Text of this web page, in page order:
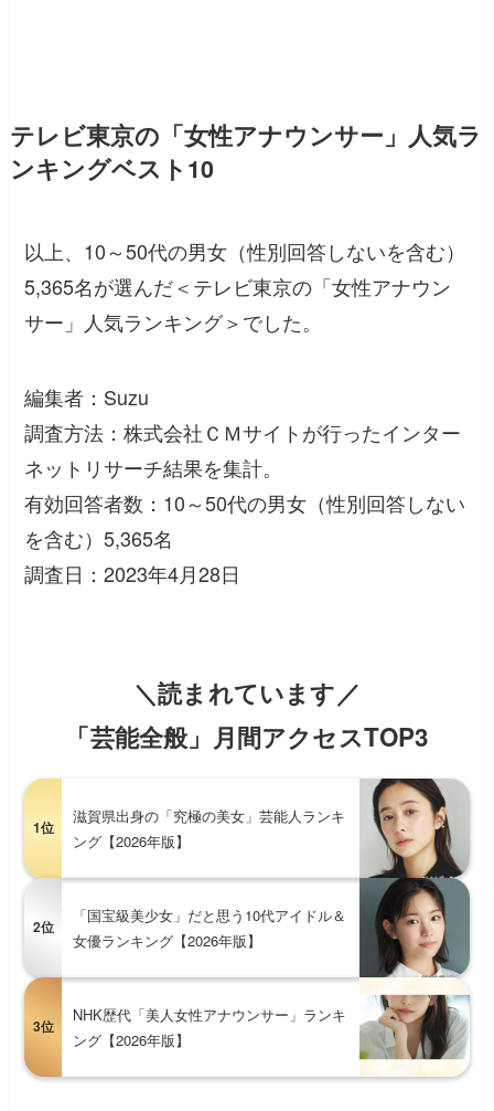
テレビ東京の「女性アナウンサー」人気ラ
ンキングベスト10
以上、10～50代の男女（性別回答しないを含む）
5,365名が選んだ＜テレビ東京の「女性アナウン
サー」人気ランキング＞でした。
編集者：Suzu
調査方法：株式会社ＣＭサイトが行ったインター
ネットリサーチ結果を集計。
有効回答者数：10～50代の男女（性別回答しない
を含む）5,365名
調査日：2023年4月28日
＼読まれています／
「芸能全般」月間アクセスTOP3
1位
滋賀県出身の「究極の美女」芸能人ランキ
ング【2026年版】
2位
「国宝級美少女」だと思う10代アイドル＆
女優ランキング【2026年版】
3位
NHK歴代「美人女性アナウンサー」ランキ
ング【2026年版】